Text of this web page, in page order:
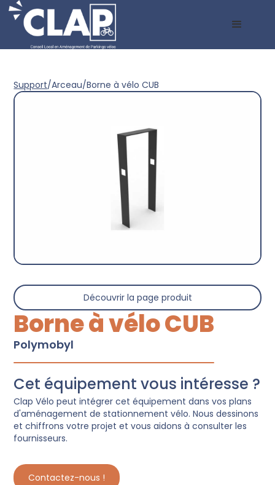
Support/Arceau/Borne à vélo CUB
Découvrir la page produit
Borne à vélo CUB
Polymobyl
Cet équipement vous intéresse ?
Clap Vélo peut intégrer cet équipement dans vos plans
d'aménagement de stationnement vélo. Nous dessinons
et chiffrons votre projet et vous aidons à consulter les
fournisseurs.
Contactez-nous !